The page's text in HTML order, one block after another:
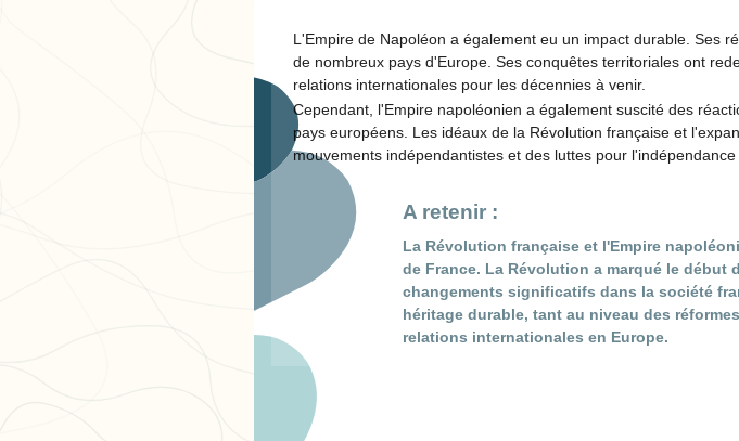
L'Empire de Napoléon a également eu un impact durable. Ses
de nombreux pays d'Europe. Ses conquêtes territoriales ont
relations internationales pour les décennies à venir.
Cependant, l'Empire napoléonien a également suscité des
pays européens. Les idéaux de la Révolution française et
mouvements indépendantistes et des luttes pour
A retenir :
La Révolution française et l'Empire
de France. La Révolution a marqué le début
changements significatifs dans la société
héritage durable, tant au niveau des
relations internationales en Europe.